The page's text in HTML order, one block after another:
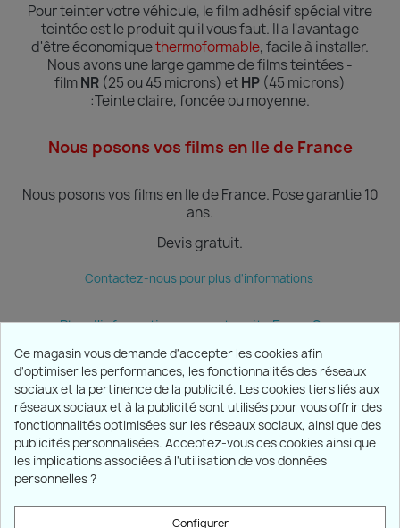
Pour teinter votre véhicule, le film adhésif spécial vitre
teintée est le produit qu'il vous faut. Il a l'avantage
d'être économiquethermoformable, facile à installer.
Nous avons une large gamme de films teintées -
filmNR (25 ou 45 microns) etHP (45 microns)
:Teinteclaire, foncée ou moyenne.
Nous posons vos films en Ile de France
Nous posons vos films en Ile de France. Pose garantie 10
ans.
Devis gratuit.
Contactez-nous pour plus d'informations
Plus d'informations sur notre site Ecran Sun
PRODUITS 
NOTRE SOCIÉTÉ 
Ce magasin vous demande d'accepter les cookies afin
d'optimiser les performances, les fonctionnalités des réseaux
sociaux et la pertinence de la publicité. Les cookies tiers liés aux
réseaux sociaux et à la publicité sont utilisés pour vous offrir des
fonctionnalités optimisées sur les réseaux sociaux, ainsi que des
publicités personnalisées. Acceptez-vous ces cookies ainsi que
les implications associées à l'utilisation de vos données
personnelles ?
Configurer